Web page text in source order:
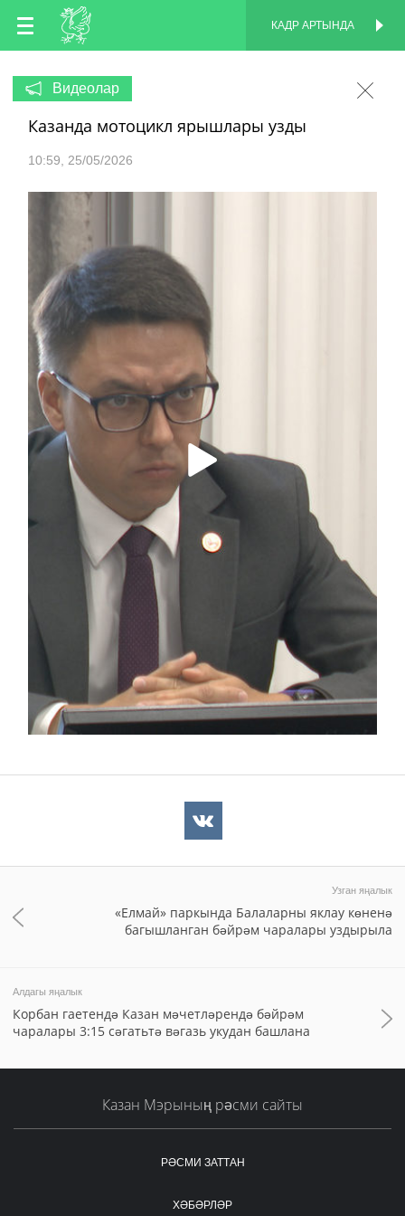
TT
EN
КАДР АРТЫНДА
Видеолар
Казанда мотоцикл ярышлары узды
10:59 25/05/2026
Узган яңалык
«Елмай» паркында Балаларны яклау көненә
багышланган бәйрәм чаралары уздырыла
Алдагы яңалык
Корбан гаетендә Казан мәчетләрендә бәйрәм
чаралары 3:15 сәгатьтә вәгазь укудан башлана
Казан Мэрының рәсми сайты
РӘСМИ ЗАТТАН
ХӘБӘРЛӘР
КАДР АРТЫНДА